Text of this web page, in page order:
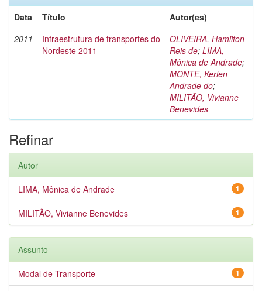
Data
Título
Autor(es)
2011
Infraestrutura de transportes do
Nordeste 2011
OLIVEIRA, Hamilton
Reis de; LIMA,
Mônica de Andrade;
MONTE, Kerlen
Andrade do;
MILITÃO, Vivianne
Benevides
Refinar
Autor
1
LIMA, Mônica de Andrade
1
MILITÃO, Vivianne Benevides
Assunto
1
Modal de Transporte